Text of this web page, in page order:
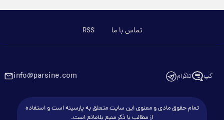
تماس با ما RSS
تلگرام info@parsine.com
تمام حقوق مادی و معنوی این سایت متعلق به پارسینه است و استفاده
از مطالب با ذکر منبع بلامانع است.